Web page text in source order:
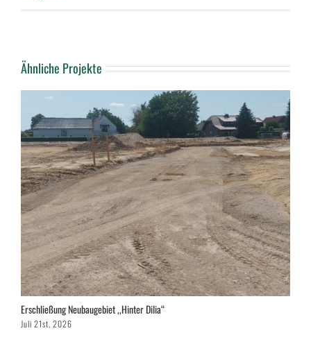
Ähnliche Projekte
Erschließung Neubaugebiet ,,Hinter Dilia“
Juli 21st, 2026